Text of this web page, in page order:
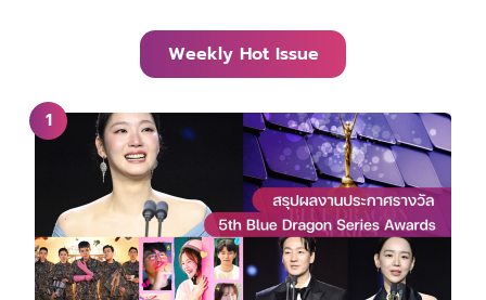
Weekly Hot Issue